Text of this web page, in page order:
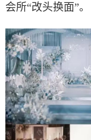
会所“改头换面”。